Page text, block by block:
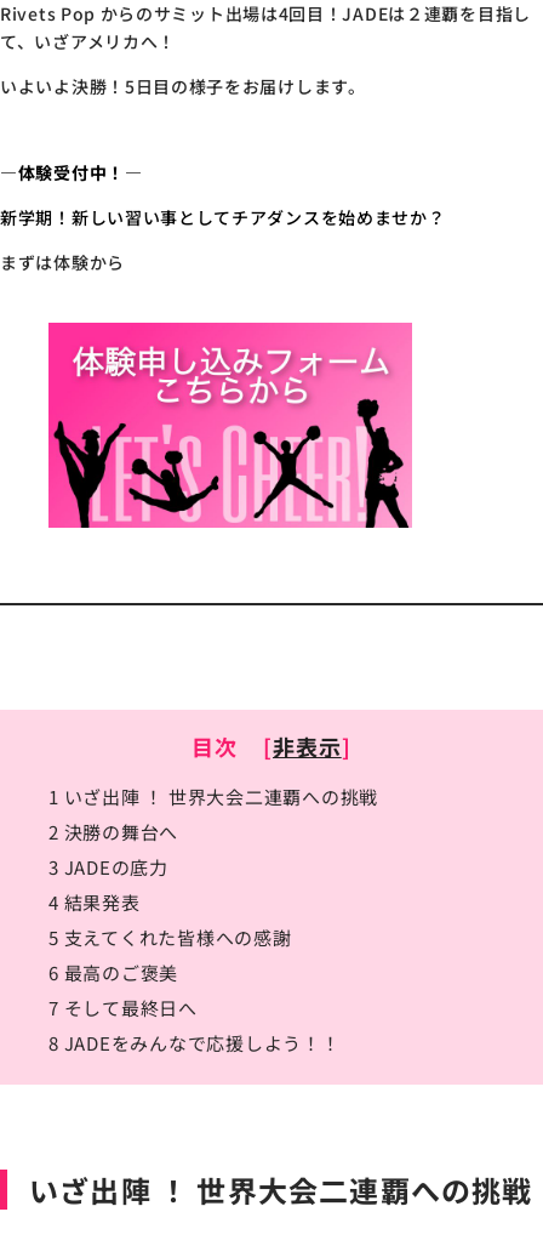
Rivets Pop からのサミット出場は4回目！JADEは２連覇を目指し
て、いざアメリカへ！
いよいよ決勝！5日目の様子をお届けします。
―体験受付中！―
新学期！新しい習い事としてチアダンスを始めませか？
まずは体験から
目次 [非表示]
1 いざ出陣 ！ 世界大会二連覇への挑戦
2 決勝の舞台へ
3 JADEの底力
4 結果発表
5 支えてくれた皆様への感謝
6 最高のご褒美
7 そして最終日へ
8 JADEをみんなで応援しよう！！
いざ出陣 ！ 世界大会二連覇への挑戦